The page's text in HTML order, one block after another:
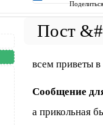
всем приветы
Сообщение
а прикольная